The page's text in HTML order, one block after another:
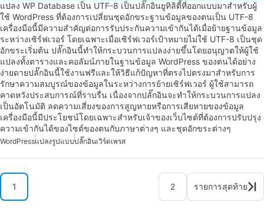
แปลง WP Database เป็น UTF-8 เป็นปลั๊กอินยูทิลิตี้ที่ออกแบบมาสำหรับผู้
ใช้ WordPress ที่ต้องการเปลี่ยนชุดอักขระฐานข้อมูลของตนเป็น UTF-8
เครื่องมือนี้มีความสำคัญต่อการรับประกันความเข้ากันได้เมื่อย้ายฐานข้อมูล
ระหว่างเซิร์ฟเวอร์ โดยเฉพาะเมื่อเซิร์ฟเวอร์เป้าหมายไม่ใช้ UTF-8 เป็นชุด
อักขระเริ่มต้น ปลั๊กอินนี้ทำให้กระบวนการแปลงง่ายขึ้นโดยอนุญาตให้ผู้ใช้
แปลงทั้งตารางและคอลัมน์ภายในฐานข้อมูล WordPress ของตนได้อย่าง
ง่ายดายปลั๊กอินนี้ใช้งานฟรีและให้วิธีแก้ปัญหาที่ตรงไปตรงมาสำหรับการ
รักษาความสมบูรณ์ของข้อมูลในระหว่างการย้ายเซิร์ฟเวอร์ ผู้ใช้สามารถ
คาดหวังประสบการณ์ที่ราบรื่น เนื่องจากปลั๊กอินจะทำให้กระบวนการแปลง
เป็นอัตโนมัติ ลดความเสี่ยงของการสูญหายหรือการเสียหายของข้อมูล
เครื่องมือนี้มีประโยชน์โดยเฉพาะสำหรับเจ้าของเว็บไซต์ที่ต้องการปรับปรุง
ความเข้ากันได้ของไซต์ของตนกับภาษาต่างๆ และชุดอักขระต่างๆ
WordPressแปลงรูปแบบปลั๊กอินเวิร์ดเพรส
1 2 รายการสุดท้าย